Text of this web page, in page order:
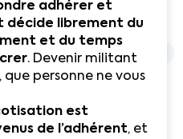
adhérer et
décide librement du
et du temps
. Devenir militant
que personne ne vous
est
de l’adhérent, et